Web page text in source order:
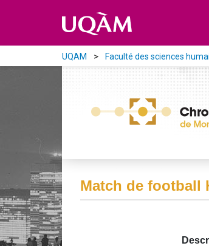
UQAM Faculté des sciences
Match de football